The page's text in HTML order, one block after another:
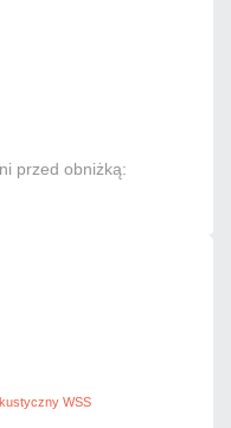
przed obniżką: